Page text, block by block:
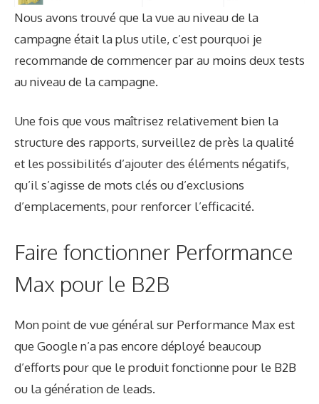
Nous avons trouvé que la vue au niveau de la
campagne était la plus utile, c’est pourquoi je
recommande de commencer par au moins deux tests
au niveau de la campagne.
Une fois que vous maîtrisez relativement bien la
structure des rapports, surveillez de près la qualité
et les possibilités d’ajouter des éléments négatifs,
qu’il s’agisse de mots clés ou d’exclusions
d’emplacements, pour renforcer l’efficacité.
Faire fonctionner Performance
Max pour le B2B
Mon point de vue général sur Performance Max est
que Google n’a pas encore déployé beaucoup
d’efforts pour que le produit fonctionne pour le B2B
ou la génération de leads.